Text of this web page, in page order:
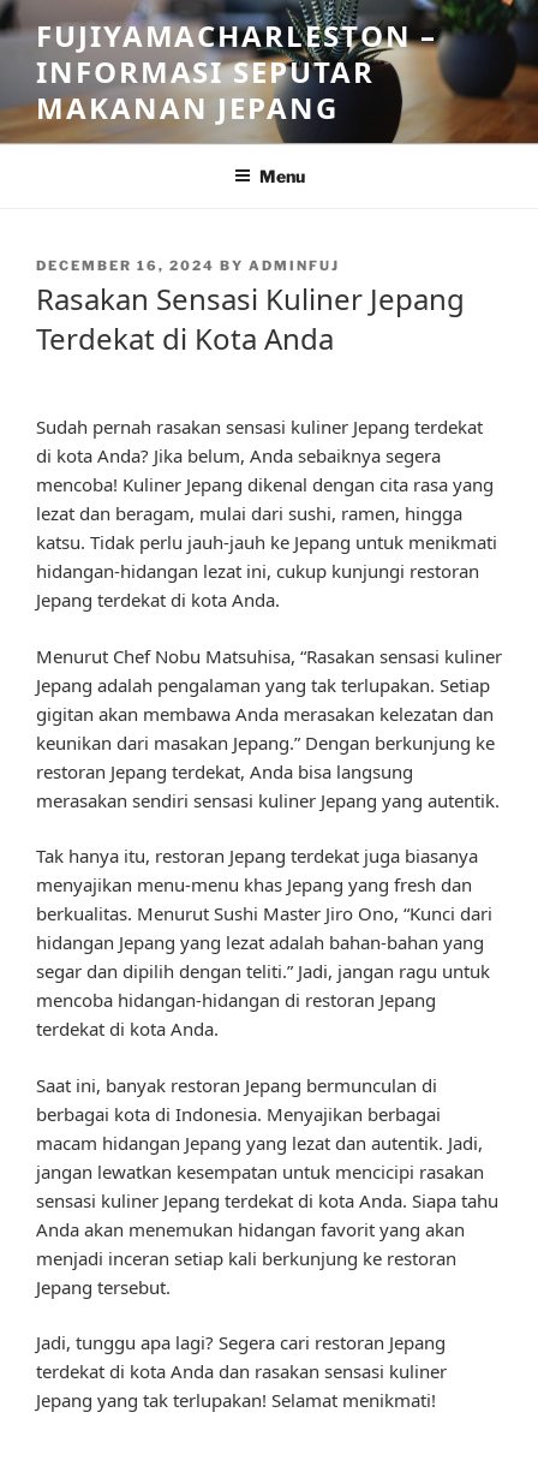
Skip
to
content
FUJIYAMACHARLESTON –
INFORMASI SEPUTAR
MAKANAN JEPANG
Menu
POSTED
DECEMBER 16, 2024 BY ADMINFUJ
Rasakan Sensasi Kuliner Jepang
Terdekat di Kota Anda
Sudah pernah rasakan sensasi kuliner Jepang terdekat
di kota Anda? Jika belum, Anda sebaiknya segera
mencoba! Kuliner Jepang dikenal dengan cita rasa yang
lezat dan beragam, mulai dari sushi, ramen, hingga
katsu. Tidak perlu jauh-jauh ke Jepang untuk menikmati
hidangan-hidangan lezat ini, cukup kunjungi restoran
Jepang terdekat di kota Anda.
Menurut Chef Nobu Matsuhisa, “Rasakan sensasi kuliner
Jepang adalah pengalaman yang tak terlupakan. Setiap
gigitan akan membawa Anda merasakan kelezatan dan
keunikan dari masakan Jepang.” Dengan berkunjung ke
restoran Jepang terdekat, Anda bisa langsung
merasakan sendiri sensasi kuliner Jepang yang autentik.
Tak hanya itu, restoran Jepang terdekat juga biasanya
menyajikan menu-menu khas Jepang yang fresh dan
berkualitas. Menurut Sushi Master Jiro Ono, “Kunci dari
hidangan Jepang yang lezat adalah bahan-bahan yang
segar dan dipilih dengan teliti.” Jadi, jangan ragu untuk
mencoba hidangan-hidangan di restoran Jepang
terdekat di kota Anda.
Saat ini, banyak restoran Jepang bermunculan di
berbagai kota di Indonesia. Menyajikan berbagai
macam hidangan Jepang yang lezat dan autentik. Jadi,
jangan lewatkan kesempatan untuk mencicipi rasakan
sensasi kuliner Jepang terdekat di kota Anda. Siapa tahu
Anda akan menemukan hidangan favorit yang akan
menjadi inceran setiap kali berkunjung ke restoran
Jepang tersebut.
Jadi, tunggu apa lagi? Segera cari restoran Jepang
terdekat di kota Anda dan rasakan sensasi kuliner
Jepang yang tak terlupakan! Selamat menikmati!